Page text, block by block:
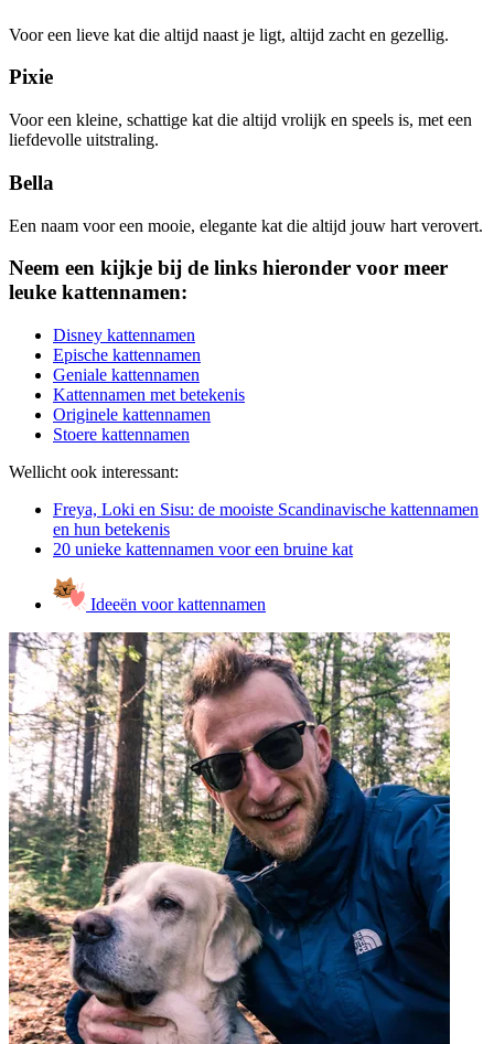
Voor een lieve kat die altijd naast je ligt, altijd zacht en gezellig.
Pixie
Voor een kleine, schattige kat die altijd vrolijk en speels is, met een
liefdevolle uitstraling.
Bella
Een naam voor een mooie, elegante kat die altijd jouw hart verovert.
Neem een kijkje bij de links hieronder voor meer
leuke kattennamen:
Disney kattennamen
Epische kattennamen
Geniale kattennamen
Kattennamen met betekenis
Originele kattennamen
Stoere kattennamen
Wellicht ook interessant:
Freya, Loki en Sisu: de mooiste Scandinavische kattennamen
en hun betekenis
20 unieke kattennamen voor een bruine kat
Ideeën voor kattennamen